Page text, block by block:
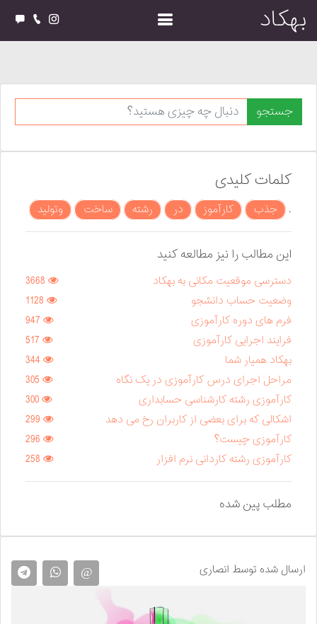
بهکاد
جستجو
کلمات کلیدی
. جذب کارآموز در رشته ساخت وتولید
این مطالب را نیز مطالعه کنید
دسترسی موقعیت مکانی به بهکاد
وضعیت حساب دانشجو
فرم های دوره کارآموزی
فرایند اجرایی کارآموزی
بهکاد همیار شما
مراحل اجرای درس کارآموزی در یک نگاه
کارآموزی رشته کارشناسی حسابداری
اشکالی که برای بعضی از کاربران رخ می دهد
کارآموزی چیست؟
کارآموزی رشته کاردانی نرم افزار
مطلب پین شده
@ ارسال شده توسط انصاری